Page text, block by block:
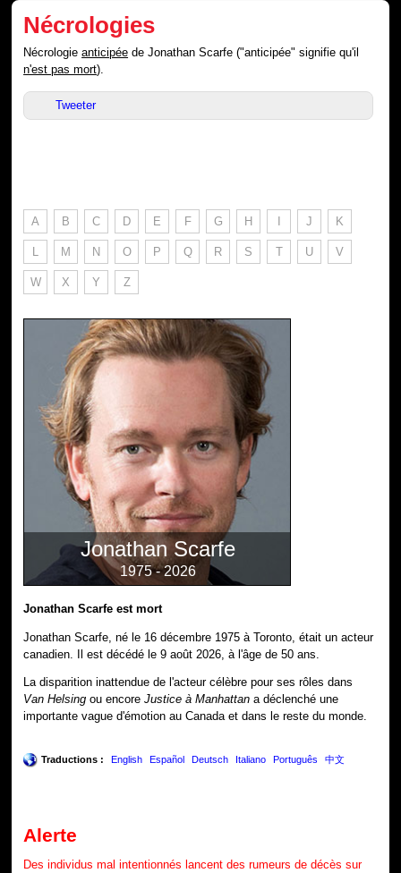
Nécrologies
Nécrologieanticipée de Jonathan Scarfe ("anticipée" signifie qu'il
n'est pas mort).
Tweeter
A B C D E F G H I J K
L M N O P Q R S T U V
W X Y Z
Jonathan Scarfe
1975 - 2026
Jonathan Scarfe est mort
Jonathan Scarfe, né le 16 décembre 1975 à Toronto, était un acteur
canadien. Il est décédé le 9 août 2026, à l'âge de 50 ans.
La disparition inattendue de l'acteur célèbre pour ses rôles dans
Van Helsing ou encoreJustice à Manhattan a déclenché une
importante vague d'émotion au Canada et dans le reste du monde.
Traductions : English Español Deutsch Italiano Português 中文
Alerte
Des individus mal intentionnés lancent des rumeurs de décès sur